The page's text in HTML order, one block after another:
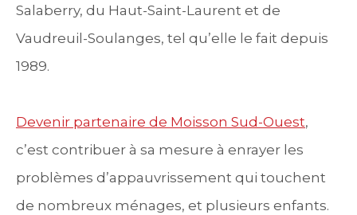
Salaberry, du Haut-Saint-Laurent et de
Vaudreuil-Soulanges, tel qu’elle le fait depuis
1989.
Devenir partenaire de Moisson Sud-Ouest,
c’est contribuer à sa mesure à enrayer les
problèmes d’appauvrissement qui touchent
de nombreux ménages, et plusieurs enfants.